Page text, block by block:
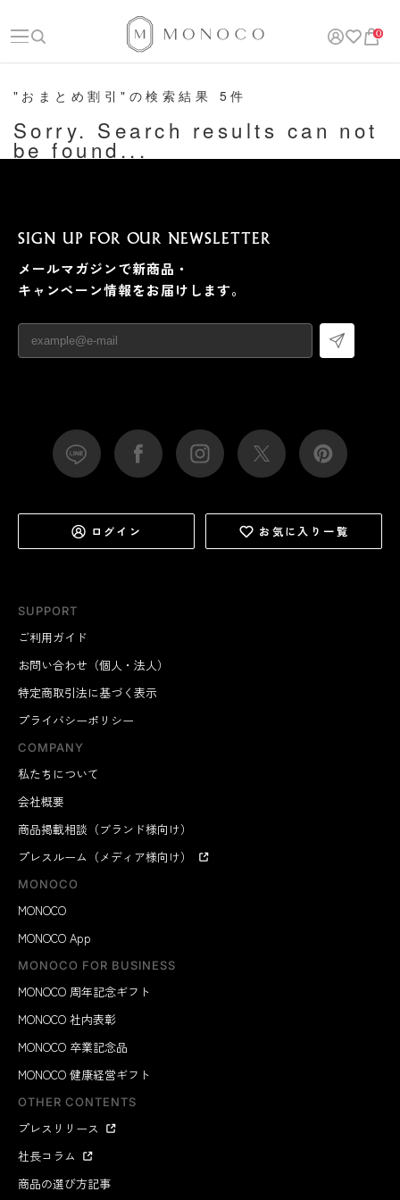
0
"おまとめ割引"の検索結果 5件
Sorry. Search results can not
be found...
SUPPORT
ご利用ガイド
お問い合わせ（個人・法人）
特定商取引法に基づく表示
プライバシーポリシー
COMPANY
私たちについて
会社概要
商品掲載相談（ブランド様向け）
プレスルーム（メディア様向け）
MONOCO
MONOCO
MONOCO App
MONOCO FOR BUSINESS
MONOCO 周年記念ギフト
MONOCO 社内表彰
MONOCO 卒業記念品
MONOCO 健康経営ギフト
OTHER CONTENTS
プレスリリース
社長コラム
商品の選び方記事
SIGN UP FOR OUR NEWSLETTER
メールマガジンで新商品・
キャンペーン情報をお届けします。
ログイン お気に入り一覧